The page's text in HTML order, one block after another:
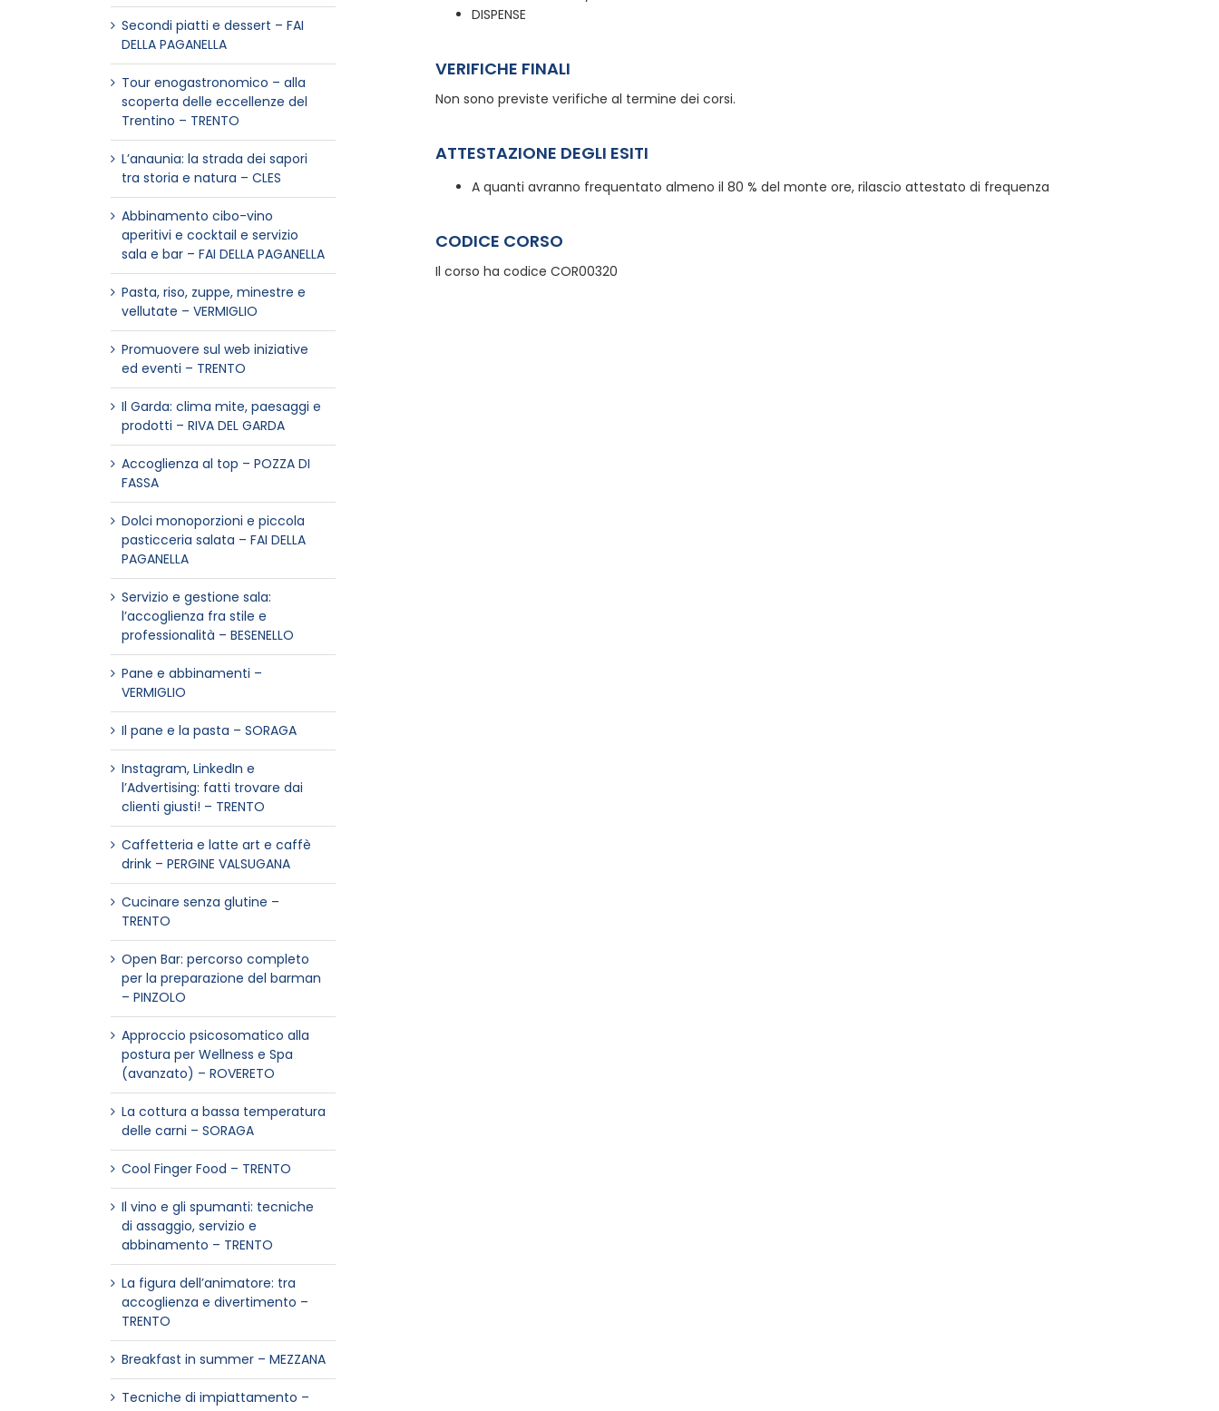
Secondi piatti e dessert – FAI
DELLA PAGANELLA
Tour enogastronomico – alla
scoperta delle eccellenze del
Trentino – TRENTO
L’anaunia: la strada dei sapori
tra storia e natura – CLES
Abbinamento cibo-vino
aperitivi e cocktail e servizio
sala e bar – FAI DELLA PAGANELLA
Pasta, riso, zuppe, minestre e
vellutate – VERMIGLIO
Promuovere sul web iniziative
ed eventi – TRENTO
Il Garda: clima mite, paesaggi e
prodotti – RIVA DEL GARDA
Accoglienza al top – POZZA DI
FASSA
Dolci monoporzioni e piccola
pasticceria salata – FAI DELLA
PAGANELLA
Servizio e gestione sala:
l’accoglienza fra stile e
professionalità – BESENELLO
Pane e abbinamenti –
VERMIGLIO
Il pane e la pasta – SORAGA
Instagram, LinkedIn e
l’Advertising: fatti trovare dai
clienti giusti! – TRENTO
Caffetteria e latte art e caffè
drink – PERGINE VALSUGANA
Cucinare senza glutine –
TRENTO
Open Bar: percorso completo
per la preparazione del barman
– PINZOLO
Approccio psicosomatico alla
postura per Wellness e Spa
(avanzato) – ROVERETO
La cottura a bassa temperatura
delle carni – SORAGA
Cool Finger Food – TRENTO
Il vino e gli spumanti: tecniche
di assaggio, servizio e
abbinamento – TRENTO
La figura dell’animatore: tra
accoglienza e divertimento –
TRENTO
Breakfast in summer – MEZZANA
Tecniche di impiattamento –
DISPENSE
VERIFICHE FINALI
Non sono previste verifiche al termine dei corsi.
ATTESTAZIONE DEGLI ESITI
A quanti avranno frequentato almeno il 80 % del monte ore, rilascio attestato di frequenza
CODICE CORSO
Il corso ha codice COR00320